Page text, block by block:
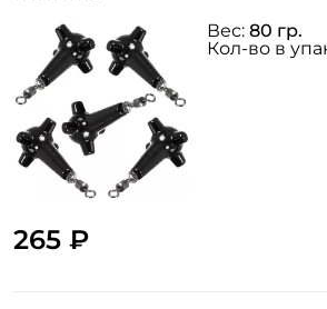
265 ₽
Вес: 80 гр.
Кол-во в
ФИО: *
Email: *
Номер телефона: *
Придумайте пароль: *